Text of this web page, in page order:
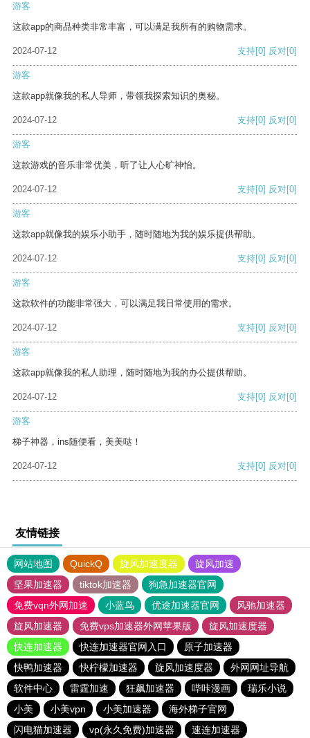
游客
这款app的商品种类非常丰富，可以满足我所有的购物需求。
2024-07-12 支持[0] 反对[0]
游客
这款app就像我的私人导师，带领我探索知识的奥秘。
2024-07-12 支持[0] 反对[0]
游客
这款游戏的音乐非常优美，听了让人心旷神怡。
2024-07-12 支持[0] 反对[0]
游客
这款app就像我的娱乐小助手，随时随地为我的娱乐提供帮助。
2024-07-12 支持[0] 反对[0]
游客
这款软件的功能非常强大，可以满足我日常使用的需求。
2024-07-12 支持[0] 反对[0]
游客
这款app就像我的私人助理，随时随地为我的办公提供帮助。
2024-07-12 支持[0] 反对[0]
游客
梯子神器，ins随便看，美美哒！
2024-07-12 支持[0] 反对[0]
友情链接
网站地图 QuickQ 旋风加速度器
旋风加速
坚果加速器
tiktok加速器
狗急加速器官网
免费vqn外网加速
小蓝鸟 优途加速器官网
风驰加速器
旋风加速器
免费vps加速器外网苹果版
旋风加速度器
快连加速器
快连加速器官网入口
原子加速器
快鸭加速器
快柠檬加速器 旋风加速度器
外网网址导航
软件中心
雷霆加速 狂飙加速器 哔咔漫画
瑞乐小说
小美
小美vpn 小美加速器
海外梯子官网
闪电猫加速器
vp(永久免费)加速器 速连加速器